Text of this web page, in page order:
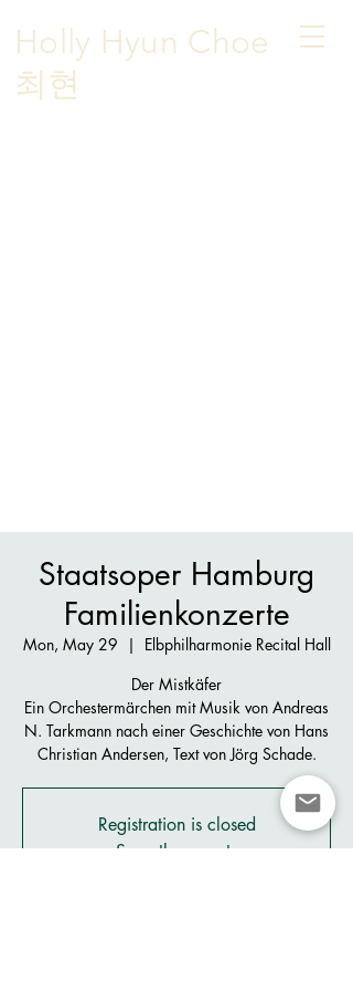
Holly Hyun Choe
​최현
Staatsoper Hamburg
Familienkonzerte
Mon, May 29
  |
Elbphilharmonie Recital Hall
Der Mistkäfer
Ein Orchestermärchen mit Musik von Andreas
N. Tarkmann nach einer Geschichte von Hans
Christian Andersen, Text von Jörg Schade.
Registration is closed
See other events